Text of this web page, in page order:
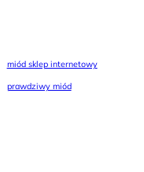
miód sklep internetowy
prawdziwy miód